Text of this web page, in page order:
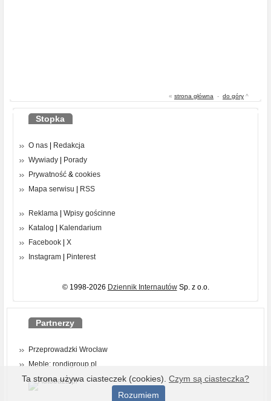
« strona główna - do góry ^
Stopka
O nas
Redakcja
Wywiady
Porady
Prywatność & cookies
Mapa serwisu
RSS
Reklama
Wpisy gościnne
Katalog
Kalendarium
Facebook
X
Instagram
Pinterest
© 1998-2026 Dziennik InternautówSp. z o.o.
Partnerzy
Przeprowadzki Wrocław
Meble: rondigroup.pl
Ta strona używa ciasteczek (cookies). Czym są ciasteczka?
Rozumiem